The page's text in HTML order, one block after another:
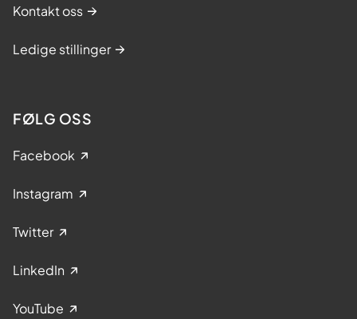
Kontakt oss
Ledige stillinger
FØLG OSS
Facebook
Instagram
Twitter
LinkedIn
YouTube